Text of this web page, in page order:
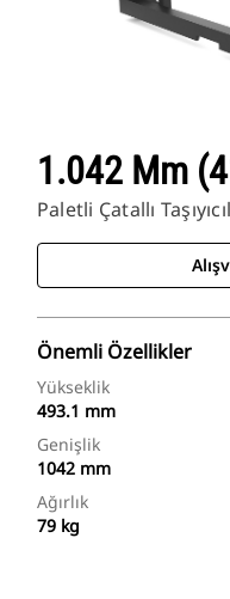
1.042 Mm
Paletli Çatallı
Önemli Özellikler
Yükseklik
493.1 mm
Genişlik
1042 mm
Ağırlık
79 kg